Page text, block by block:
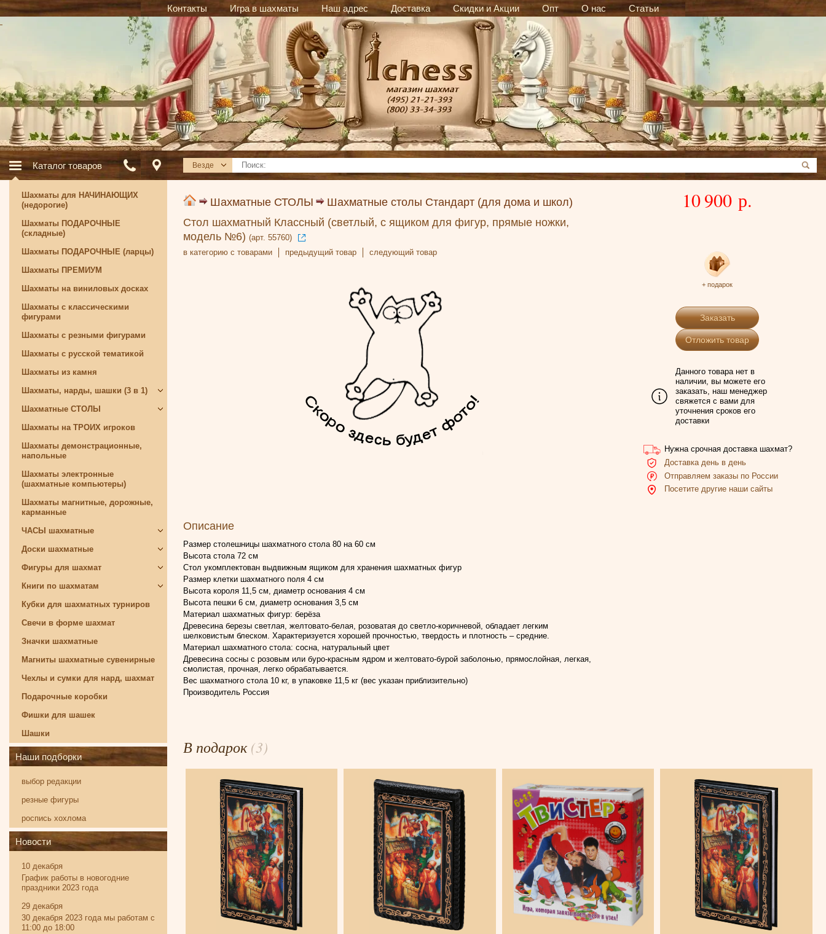
Контакты Игра в шахматы Наш адрес Доставка Скидки и Акции Опт О нас Статьи
Каталог товаров Везде
Шахматные СТОЛЫ
Шахматные столы Стандарт (для дома и школ)
Стол шахматный Классный (светлый, с ящиком для фигур, прямые ножки,
модель №6) (арт. 55760)
в категорию с товарами
предыдущий товар следующий товар
10 900 р.
+ подарок
Заказать
Отложить товар
Данного товара нет в
наличии, вы можете его
заказать, наш менеджер
свяжется с вами для
уточнения сроков его
доставки
Нужна срочная доставка шахмат?
Доставка день в день
Отправляем заказы по России
Посетите другие наши сайты
Описание
Размер столешницы шахматного стола 80 на 60 см
Высота стола 72 см
Стол укомплектован выдвижным ящиком для хранения шахматных фигур
Размер клетки шахматного поля 4 см
Высота короля 11,5 см, диаметр основания 4 см
Высота пешки 6 см, диаметр основания 3,5 см
Материал шахматных фигур: берёза
Древесина березы светлая, желтовато-белая, розоватая до светло-коричневой, обладает легким
шелковистым блеском. Характеризуется хорошей прочностью, твердость и плотность – средние.
Материал шахматного стола: сосна, натуральный цвет
Древесина сосны с розовым или буро-красным ядром и желтовато-бурой заболонью, прямослойная, легкая,
смолистая, прочная, легко обрабатывается.
Вес шахматного стола 10 кг, в упаковке 11,5 кг (вес указан приблизительно)
Производитель Россия
В подарок(3)
Шахматы для НАЧИНАЮЩИХ
(недорогие)
Шахматы ПОДАРОЧНЫЕ
(складные)
Шахматы ПОДАРОЧНЫЕ (ларцы)
Шахматы ПРЕМИУМ
Шахматы на виниловых досках
Шахматы с классическими
фигурами
Шахматы с резными фигурами
Шахматы с русской тематикой
Шахматы из камня
Шахматы, нарды, шашки (3 в 1)
Шахматные СТОЛЫ
Шахматы на ТРОИХ игроков
Шахматы демонстрационные,
напольные
Шахматы электронные
(шахматные компьютеры)
Шахматы магнитные, дорожные,
карманные
ЧАСЫ шахматные
Доски шахматные
Фигуры для шахмат
Книги по шахматам
Кубки для шахматных турниров
Свечи в форме шахмат
Значки шахматные
Магниты шахматные сувенирные
Чехлы и сумки для нард, шахмат
Подарочные коробки
Фишки для шашек
Шашки
Наши подборки
выбор редакции
резные фигуры
роспись хохлома
Новости
10 декабря
График работы в новогодние
праздники 2023 года
29 декабря
30 декабря 2023 года мы работам с
11:00 до 18:00